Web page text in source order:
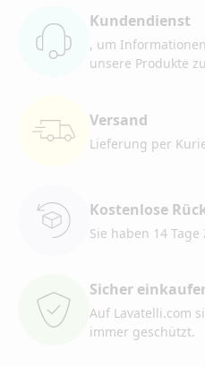
Kundendienst
, um Informationen
unsere Produkte
Versand
Lieferung per
Kostenlose
Sie haben 14 Tage
Sicher
Auf Lavatelli.com
immer geschützt.